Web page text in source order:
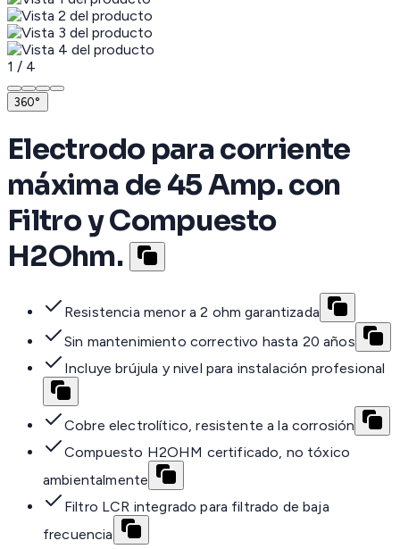
1 / 4
360°
Electrodo para corriente
máxima de 45 Amp. con
Filtro y Compuesto
H2Ohm.
Resistencia menor a 2 ohm garantizada
Sin mantenimiento correctivo hasta 20 años
Incluye brújula y nivel para instalación profesional
Cobre electrolítico, resistente a la corrosión
Compuesto H2OHM certificado, no tóxico
ambientalmente
Filtro LCR integrado para filtrado de baja
frecuencia